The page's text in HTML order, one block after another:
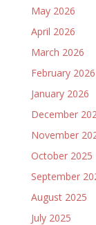
May 2026
April 2026
March 2026
February 2026
January 2026
December
November
October 2025
September
August 2025
July 2025